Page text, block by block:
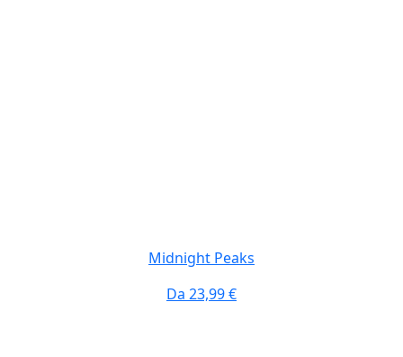
Midnight Peaks
Da 23,99 €